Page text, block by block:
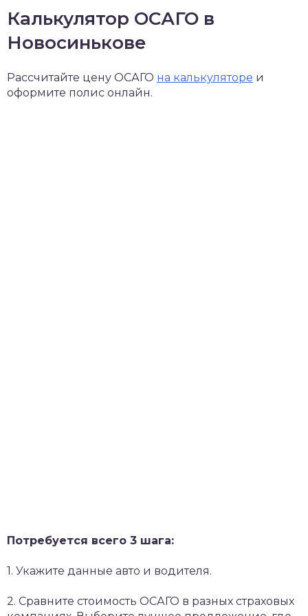
Калькулятор ОСАГО в
Новосинькове
Рассчитайте цену ОСАГО на калькуляторе и
оформите полис онлайн.
Потребуется всего 3 шага:
1. Укажите данные авто и водителя.
2. Сравните стоимость ОСАГО в разных страховых